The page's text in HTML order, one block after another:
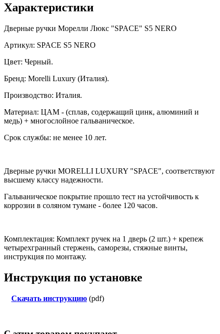
Характеристики
Дверные ручки Морелли Люкс "SPAСE" S5 NERO
Артикул: SPACE S5 NERO
Цвет: Черный.
Бренд: Morelli Luxury (Италия).
Производство: Италия.
Материал: ЦАМ - (сплав, содержащий цинк, алюминий и
медь) + многослойное гальваническое.
Срок службы: не менее 10 лет.
Дверные ручки MORELLI LUXURY "SPAСE", соответствуют
высшему классу надежности.
Гальваническое покрытие прошло тест на устойчивость к
коррозии в соляном тумане - более 120 часов.
Комплектация: Комплект ручек на 1 дверь (2 шт.) + крепеж
четырехгранный стержень, саморезы, стяжные винты,
инструкция по монтажу.
Инструкция по установке
Скачать инструкцию (pdf)